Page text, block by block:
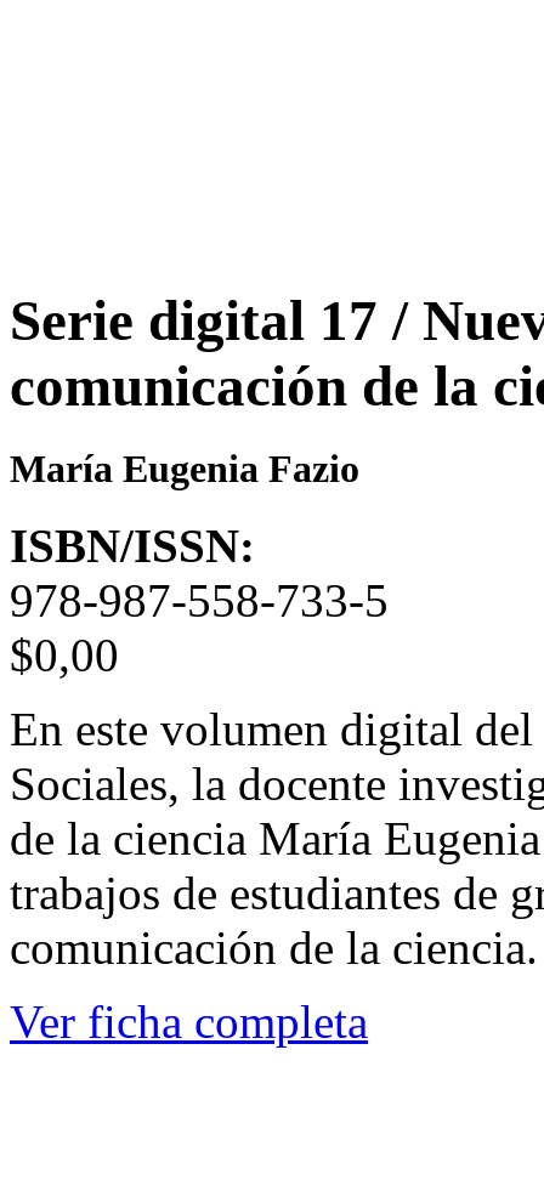
Serie digital 17 /
comunicación de la
María Eugenia Fazio
ISBN/ISSN:
978-987-558-733-5
$0,00
En este volumen digital
Sociales, la docente
de la ciencia María
trabajos de estudiantes de
comunicación de la ciencia.
Ver ficha completa